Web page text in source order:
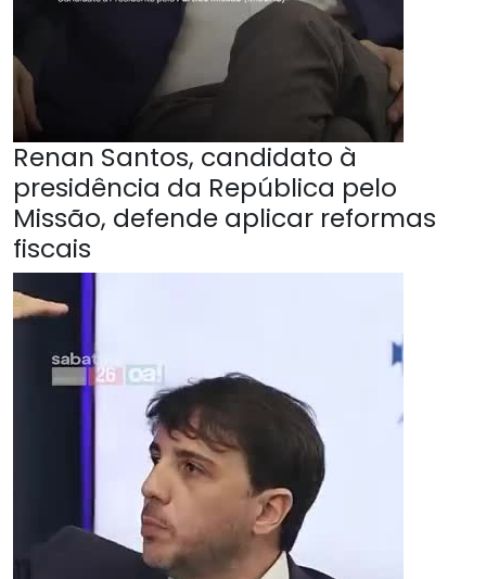
Renan Santos, candidato à
presidência da República pelo
Missão, defende aplicar reformas
fiscais